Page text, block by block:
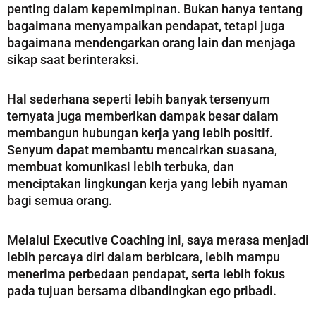
penting dalam kepemimpinan. Bukan hanya tentang
bagaimana menyampaikan pendapat, tetapi juga
bagaimana mendengarkan orang lain dan menjaga
sikap saat berinteraksi.
Hal sederhana seperti lebih banyak tersenyum
ternyata juga memberikan dampak besar dalam
membangun hubungan kerja yang lebih positif.
Senyum dapat membantu mencairkan suasana,
membuat komunikasi lebih terbuka, dan
menciptakan lingkungan kerja yang lebih nyaman
bagi semua orang.
Melalui Executive Coaching ini, saya merasa menjadi
lebih percaya diri dalam berbicara, lebih mampu
menerima perbedaan pendapat, serta lebih fokus
pada tujuan bersama dibandingkan ego pribadi.